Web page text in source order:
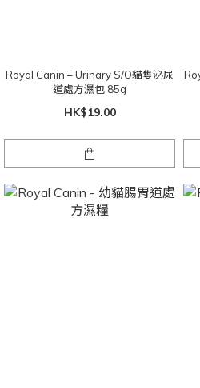
Royal Canin – Urinary S/O貓隻泌尿
道處方濕包 85g
HK$19.00